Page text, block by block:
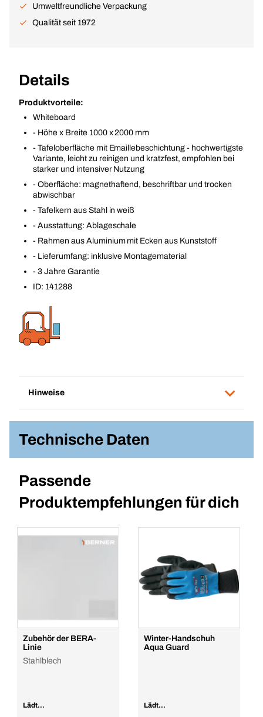
Umweltfreundliche Verpackung
Qualität seit 1972
Details
Produktvorteile:
Whiteboard
- Höhe x Breite 1000 x 2000 mm
- Tafeloberfläche mit Emaillebeschichtung - hochwertigste
Variante, leicht zu reinigen und kratzfest, empfohlen bei
starker und intensiver Nutzung
- Oberfläche: magnethaftend, beschriftbar und trocken
abwischbar
- Tafelkern aus Stahl in weiß
- Ausstattung: Ablageschale
- Rahmen aus Aluminium mit Ecken aus Kunststoff
- Lieferumfang: inklusive Montagematerial
- 3 Jahre Garantie
ID: 141288
Hinweise
Technische Daten
Passende
Produktempfehlungen für dich
Zubehör der BERA-
Linie
Stahlblech
Lädt...
Winter-Handschuh
Aqua Guard
Lädt...